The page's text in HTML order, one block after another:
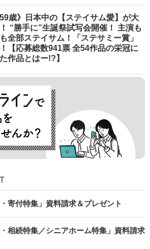
59歳》日本中の【ステイサム愛】が大
“勝手に”生誕祭試写会開催！ 主演も
全部ステイサム！「ステサミー賞」
【応募総数941票 全54作品の栄冠に
作品とはー!?】
寄付特集」資料請求＆プレゼント
相続特集／シニアホーム特集」資料請求